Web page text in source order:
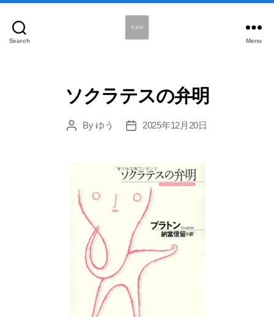
Search Menu
ソクラテスの弁明
PostBy ゆう
Post2025年12月20日